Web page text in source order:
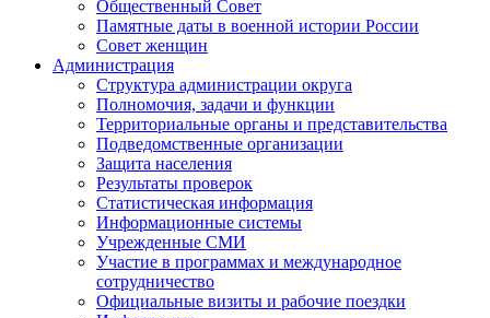
Общественный Совет
Памятные даты в военной истории России
Совет женщин
Администрация
Структура администрации округа
Полномочия, задачи и функции
Территориальные органы и представительства
Подведомственные организации
Защита населения
Результаты проверок
Статистическая информация
Информационные системы
Учрежденные СМИ
Участие в программах и международное
сотрудничество
Официальные визиты и рабочие поездки